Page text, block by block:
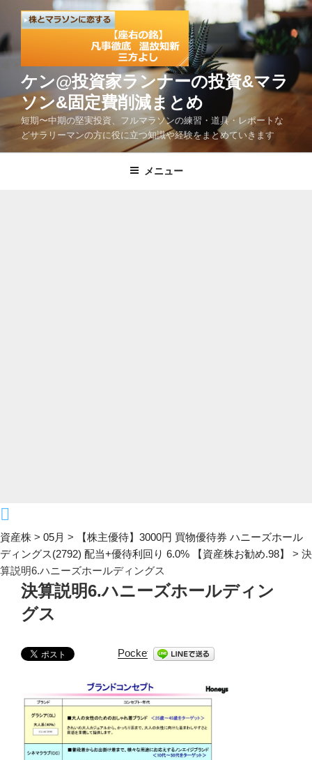
テ
ン
ス
キ
ケン@投資家ランナーの投資&マラ
ソン&固定費削減まとめ
短期〜中期の堅実投資、フルマラソンの練習・道具・レポートな
どサラリーマンの方に役に立つ知識や経験をまとめていきます
メニュー
資産株 > 05月 >
【株主優待】3000円 買物優待券 ハニーズホール
ディングス(2792) 配当+優待利回り 6.0% 【資産株お勧め.98】
> 決
算説明6.ハニーズホールディングス
決算説明6.ハニーズホールディン
グス
Pocket